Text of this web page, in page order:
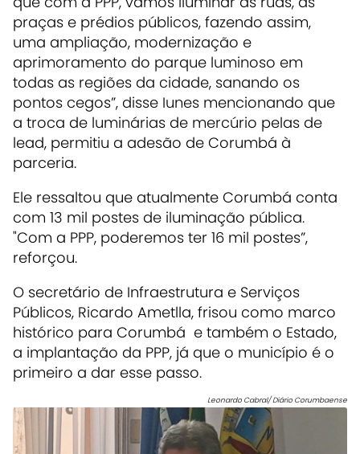
praças e prédios públicos, fazendo assim,
uma ampliação, modernização e
aprimoramento do parque luminoso em
todas as regiões da cidade, sanando os
pontos cegos”, disse Iunes mencionando que
a troca de luminárias de mercúrio pelas de
lead, permitiu a adesão de Corumbá à
parceria.
Ele ressaltou que atualmente Corumbá conta
com 13 mil postes de iluminação pública.
"Com a PPP, poderemos ter 16 mil postes”,
reforçou.
O secretário de Infraestrutura e Serviços
Públicos, Ricardo Ametlla, frisou como marco
histórico para Corumbá e também o Estado,
a implantação da PPP, já que o município é o
primeiro a dar esse passo.
Leonardo Cabral/ Diário Corumbaense